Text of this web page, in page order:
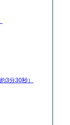
約3分30秒）